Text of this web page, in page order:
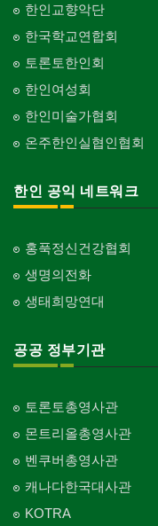
한인교향악단
한국학교연합회
토론토한인회
한인여성회
한인미술가협회
온주한인실협인협회
한인 공익 네트워크
홍푹정신건강협회
생명의전화
생태희망연대
공공 정부기관
토론토총영사관
몬트리올총영사관
벤쿠버총영사관
캐나다한국대사관
KOTRA